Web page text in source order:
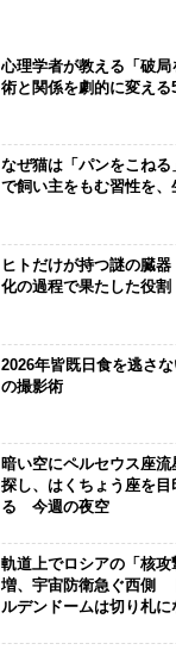
心理学者が教える「破
術と関係を劇的に変える
なぜ猫は「パンをこね
で飼い主をもむ習性を
ヒトだけが持つ謎の臓
化の過程で果たした役割
2026年皆既日食を逃さ
の撮影術
暗い空にペルセウス座
探し、はくちょう座を
る 今週の夜空
軌道上でロシアの「核攻
増、宇宙防衛急ぐ西側
ルデンドームは切り札に